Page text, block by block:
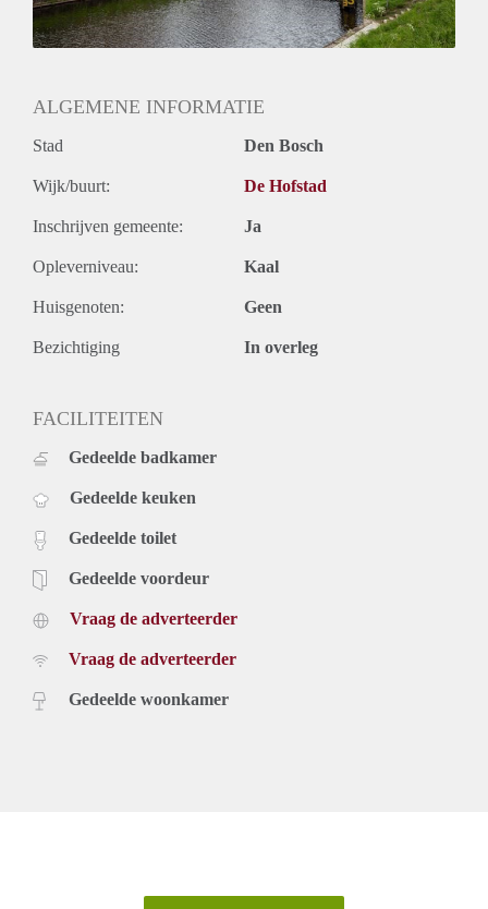
ALGEMENE INFORMATIE
Stad Den Bosch
Wijk/buurt: De Hofstad
Inschrijven gemeente: Ja
Opleverniveau: Kaal
Huisgenoten: Geen
Bezichtiging In overleg
FACILITEITEN
Gedeelde badkamer
Gedeelde keuken
Gedeelde toilet
Gedeelde voordeur
Vraag de adverteerder
Vraag de adverteerder
Gedeelde woonkamer